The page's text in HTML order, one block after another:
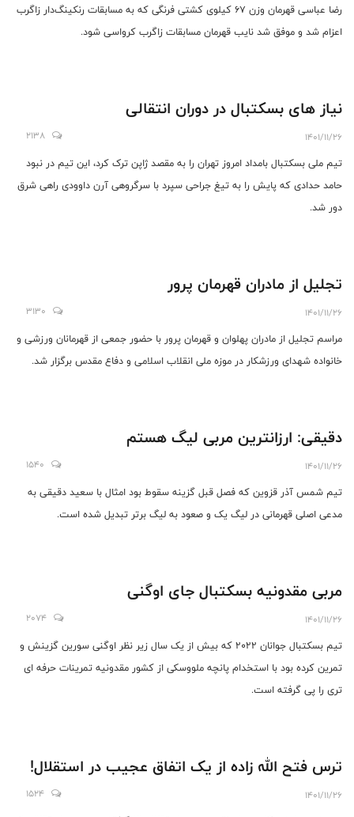
رضا عباسی قهرمان وزن ۶۷ کیلوی کشتی فرنگی که به مسابقات رنکینگ‌دار زاگرب
اعزام شد و موفق شد نایب قهرمان مسابقات زاگرب کرواسی شود.
نیاز های بسکتبال در دوران انتقالی
1401/11/26
2138
تیم ملی بسکتبال بامداد امروز تهران را به مقصد ژاپن ترک کرد، این تیم در نبود
حامد حدادی که پایش را به تیغ جراحی سپرد با سرگروهی آرن داوودی راهی شرق
دور شد.
تجلیل از مادران قهرمان پرور
1401/11/26
3130
مراسم تجلیل از مادران پهلوان و قهرمان پرور با حضور جمعی از قهرمانان ورزشی و
خانواده شهدای ورزشکار در موزه ملی انقلاب اسلامی و دفاع مقدس برگزار شد.
دقیقی: ارزانترین مربی لیگ هستم
1401/11/26
1540
تیم شمس آذر قزوین که فصل قبل گزینه سقوط بود امثال با سعید دقیقی به
مدعی اصلی قهرمانی در لیگ یک و صعود به لیگ برتر تبدیل شده است.
مربی مقدونیه بسکتبال جای اوگنی
1401/11/26
2074
تیم بسکتبال جوانان 2022 که بیش از یک سال زیر نظر اوگنی سورین گزینش و
تمرین کرده بود با استخدام پانچه ملووسکی از کشور مقدونیه تمرینات حرفه ای
تری را پی گرفته است.
ترس فتح الله زاده از یک اتفاق عجیب در استقلال!
1401/11/26
1524